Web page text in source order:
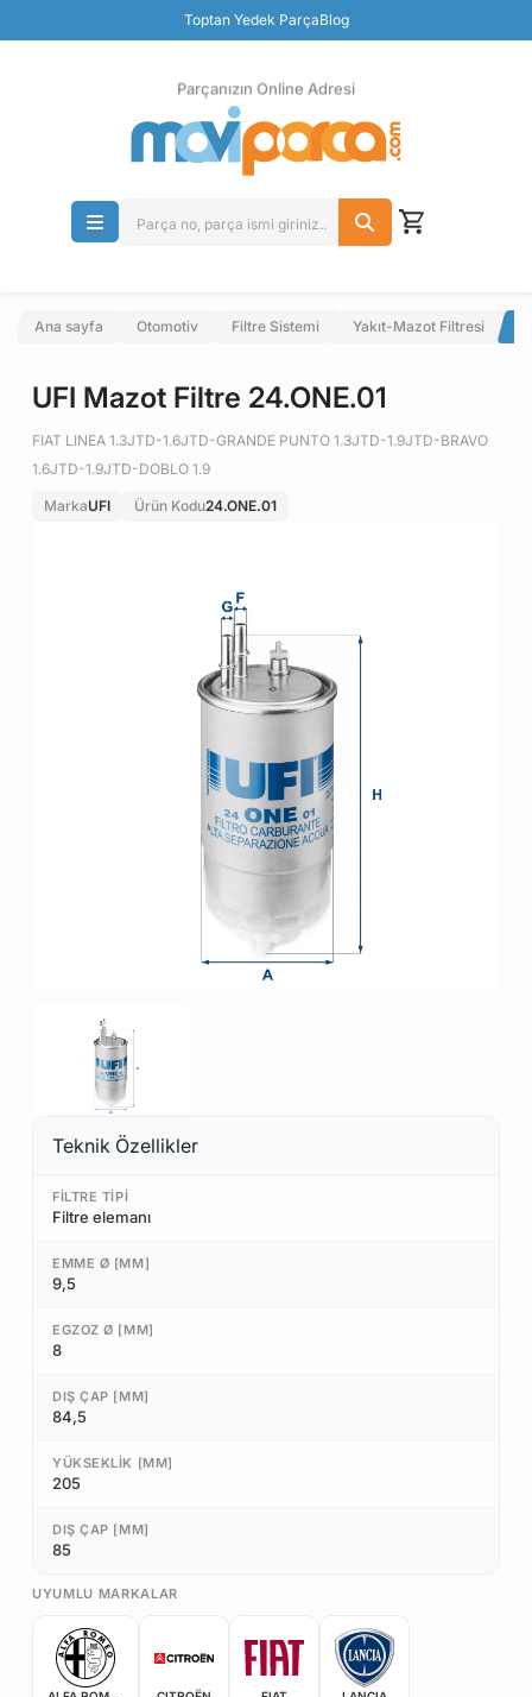
Toptan Yedek ParçaBlog
Ücretsiz İade
Parçanızın Online Adresi
Ana sayfa Otomotiv Filtre Sistemi Yakıt-Mazot Filtresi
UFI Mazot Filtre 24.ONE.01
FIAT LINEA 1.3JTD-1.6JTD-GRANDE PUNTO 1.3JTD-1.9JTD-BRAVO
1.6JTD-1.9JTD-DOBLO 1.9
MarkaUFI Ürün Kodu24.ONE.01
Teknik Özellikler
FILTRE TIPI
Filtre elemanı
EMME Ø [MM]
9,5
EGZOZ Ø [MM]
8
DIŞ ÇAP [MM]
84,5
YÜKSEKLIK [MM]
205
DIŞ ÇAP [MM]
85
UYUMLU MARKALAR